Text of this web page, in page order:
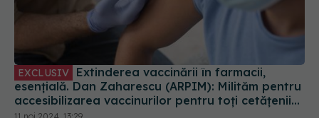
EXCLUSIV
esențială. Dan Zaharescu (ARPIM): Milităm pentru
accesibilizarea vaccinurilor pentru toți cetățenii
României
11 noi 2024, 13:29